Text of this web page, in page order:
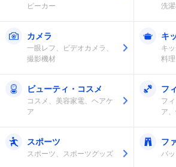
ピーカー
洗
カメラ
一眼レフ、ビデオカメラ、
撮影機材
キ
キ
料理
ビューティ・コスメ
コスメ、美容家電、ヘアケ
ア
フ
フ
ア
スポーツ
スポーツ、スポーツグッズ
フ
バ